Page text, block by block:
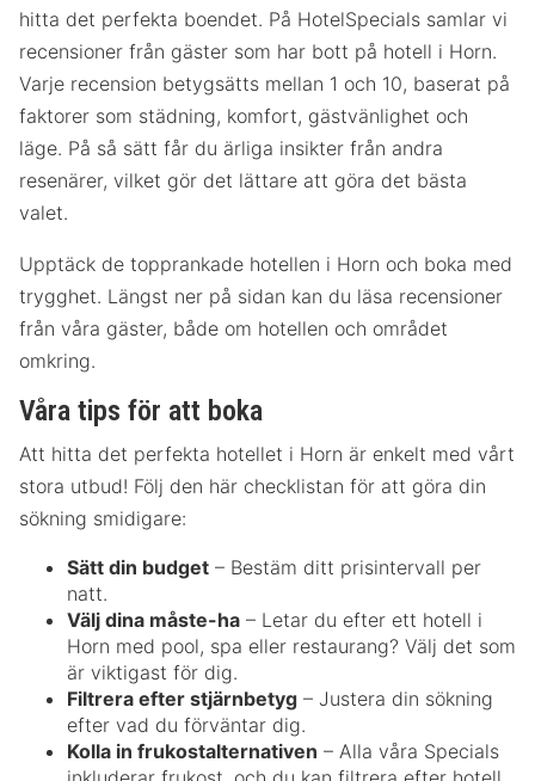
hitta det perfekta boendet. På HotelSpecials samlar vi
recensioner från gäster som har bott på hotell i Horn.
Varje recension betygsätts mellan 1 och 10, baserat på
faktorer som städning, komfort, gästvänlighet och
läge. På så sätt får du ärliga insikter från andra
resenärer, vilket gör det lättare att göra det bästa
valet.
Upptäck de topprankade hotellen i Horn och boka med
trygghet. Längst ner på sidan kan du läsa recensioner
från våra gäster, både om hotellen och området
omkring.
Våra tips för att boka
Att hitta det perfekta hotellet i Horn är enkelt med vårt
stora utbud! Följ den här checklistan för att göra din
sökning smidigare:
Sätt din budget – Bestäm ditt prisintervall per
natt.
Välj dina måste-ha – Letar du efter ett hotell i
Horn med pool, spa eller restaurang? Välj det som
är viktigast för dig.
Filtrera efter stjärnbetyg – Justera din sökning
efter vad du förväntar dig.
Kolla in frukostalternativen – Alla våra Specials